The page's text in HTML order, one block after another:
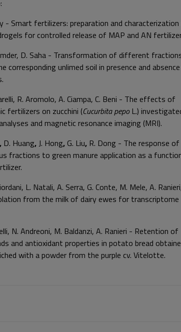
- Smart fertilizers: preparation and
for controlled release of MAP and AN
D. Saha - Transformation of different
corresponding unlimed soil in presence and
R. Aromolo, A. Ciampa, C. Beni - The effects of
fertilizers on zucchini (Cucurbita pepoL.)
and magnetic resonance imaging (MRI).
, D. Huang, J. Hong,G. Liu, R. Dong - The response
fractions to green manure application as a
L. Natali, A. Serra, G. Conte, M. Mele, A.
from the milk of dairy ewes for transcriptome
N. Andreoni, M. Baldanzi, A. Ranieri - Retention of
and antioxidant properties in potato bread
with a powder from the purple cv. Vitelotte.